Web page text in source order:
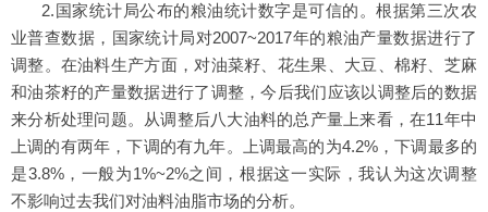
2.国家统计局公布的粮油统计数字是可信的。根据第三次农
业普查数据，国家统计局对2007~2017年的粮油产量数据进行了
调整。在油料生产方面，对油菜籽、花生果、大豆、棉籽、芝麻
和油茶籽的产量数据进行了调整，今后我们应该以调整后的数据
来分析处理问题。从调整后八大油料的总产量上来看，在11年中
上调的有两年，下调的有九年。上调最高的为4.2%，下调最多的
是3.8%，一般为1%~2%之间，根据这一实际，我认为这次调整
不影响过去我们对油料油脂市场的分析。